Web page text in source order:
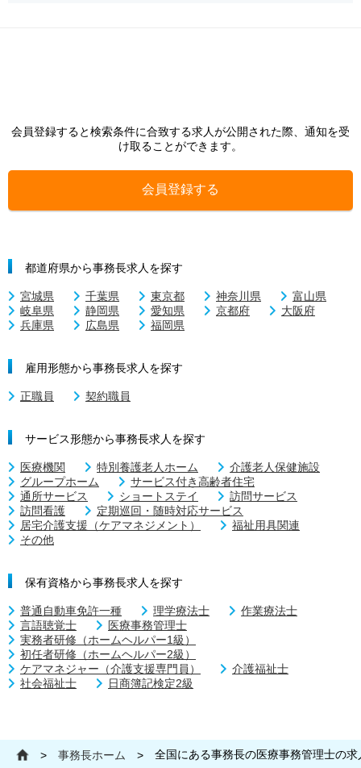
会員登録すると検索条件に合致する求人が公開された際、通知を受
け取ることができます。
会員登録する
都道府県から事務長求人を探す
宮城県 千葉県 東京都 神奈川県
富山県
岐阜県
静岡県 愛知県 京都府
大阪府
兵庫県
広島県 福岡県
雇用形態から事務長求人を探す
正職員 契約職員
サービス形態から事務長求人を探す
医療機関 特別養護老人ホーム
介護老人保健施設
グループホーム
サービス付き高齢者住宅
通所サービス
ショートステイ
訪問サービス
訪問看護
定期巡回・随時対応サービス
居宅介護支援（ケアマネジメント）
福祉用具関連
その他
保有資格から事務長求人を探す
普通自動車免許一種 理学療法士
作業療法士
言語聴覚士
医療事務管理士
実務者研修（ホームヘルパー1級）
初任者研修（ホームヘルパー2級）
ケアマネジャー（介護支援専門員）
介護福祉士
社会福祉士
日商簿記検定2級
> 事務長ホーム > 全国にある事務長の医療事務管理士の求